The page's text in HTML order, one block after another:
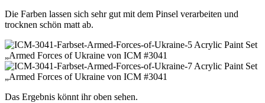
Die Farben lassen sich sehr gut mit dem Pinsel verarbeiten und
trocknen schön matt ab.
Das Ergebnis könnt ihr oben sehen.